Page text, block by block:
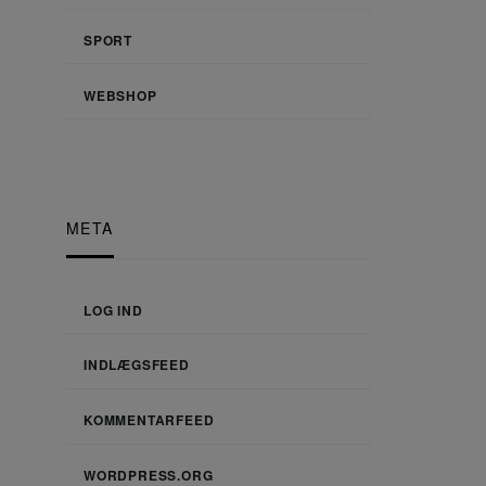
SPORT
WEBSHOP
META
LOG IND
INDLÆGSFEED
KOMMENTARFEED
WORDPRESS.ORG